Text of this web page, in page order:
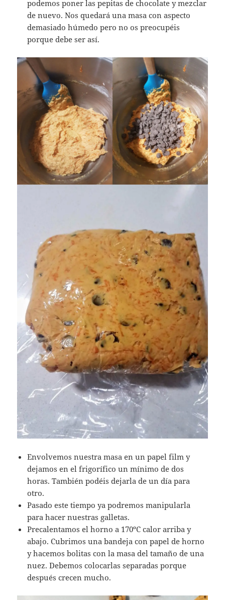
podemos poner las pepitas de chocolate y mezclar
de nuevo. Nos quedará una masa con aspecto
demasiado húmedo pero no os preocupéis
porque debe ser así.
Envolvemos nuestra masa en un papel film y
dejamos en el frigorífico un mínimo de dos
horas. También podéis dejarla de un día para
otro.
Pasado este tiempo ya podremos manipularla
para hacer nuestras galletas.
Precalentamos el horno a 170ºC calor arriba y
abajo. Cubrimos una bandeja con papel de horno
y hacemos bolitas con la masa del tamaño de una
nuez. Debemos colocarlas separadas porque
después crecen mucho.